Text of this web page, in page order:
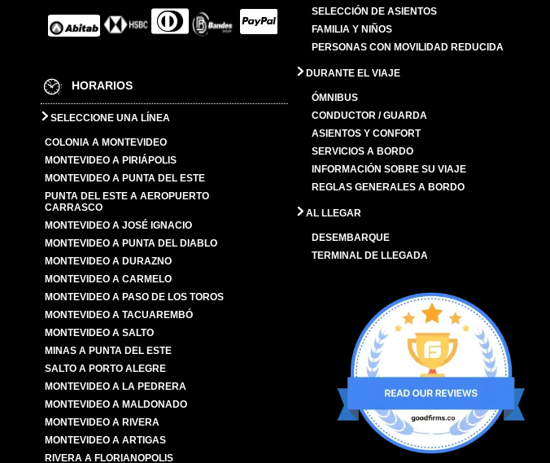
HORARIOS
SELECCIONE UNA LÍNEA
COLONIA A MONTEVIDEO
MONTEVIDEO A PIRIÁPOLIS
MONTEVIDEO A PUNTA DEL ESTE
PUNTA DEL ESTE A AEROPUERTO
CARRASCO
MONTEVIDEO A JOSÉ IGNACIO
MONTEVIDEO A PUNTA DEL DIABLO
MONTEVIDEO A DURAZNO
MONTEVIDEO A CARMELO
MONTEVIDEO A PASO DE LOS TOROS
MONTEVIDEO A TACUAREMBÓ
MONTEVIDEO A SALTO
MINAS A PUNTA DEL ESTE
SALTO A PORTO ALEGRE
MONTEVIDEO A LA PEDRERA
MONTEVIDEO A MALDONADO
MONTEVIDEO A RIVERA
MONTEVIDEO A ARTIGAS
RIVERA A FLORIANOPOLIS
SELECCIÓN DE ASIENTOS
FAMILIA Y NIÑOS
PERSONAS CON MOVILIDAD REDUCIDA
DURANTE EL VIAJE
ÓMNIBUS
CONDUCTOR / GUARDA
ASIENTOS Y CONFORT
SERVICIOS A BORDO
INFORMACIÓN SOBRE SU VIAJE
REGLAS GENERALES A BORDO
AL LLEGAR
DESEMBARQUE
TERMINAL DE LLEGADA